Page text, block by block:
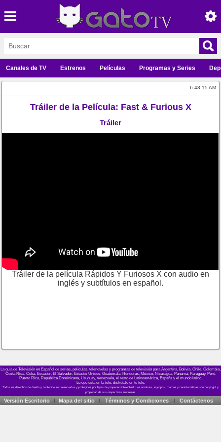
Canales de TV Estrenos Películas Programas y Series
6:48:15 AM
Tráiler de la Película: Fast & Furious X
Tráiler
Tráiler de la película Rápidos Y Furiosos X con audio en
inglés y subtítulos en español.
La guía de Televisión en Español de series, películas, telenovelas y programas de televisión para Argentina, Bolivia, Chile, Colombia,
Costa Rica, Cuba, Ecuador, El Salvador, Estados Unidos, Guatemala, Honduras, México, Nicaragua, Panamá, Paraguay, Perú,
Puerto Rico, República Dominicana, Uruguay, Venezuela, el resto de Latinoamérica, España y el mundo latino.
Lo que está en la tele, disfrútalo en tu tele.
Versión Escritorio Mapa del sitio Términos y Condiciones Contáctenos